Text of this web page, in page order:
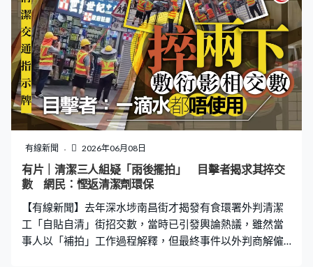
有線新聞 2026年06月08日
有片｜清潔三人組疑「雨後擺拍」 目擊者揭求其捽交
數 網民：慳返清潔劑環保
【有線新聞】去年深水埗南昌街才揭發有食環署外判清潔
工「自貼自清」街招交數，當時已引發輿論熱議，雖然當
事人以「補拍」工作過程解釋，但最終事件以外判商解僱